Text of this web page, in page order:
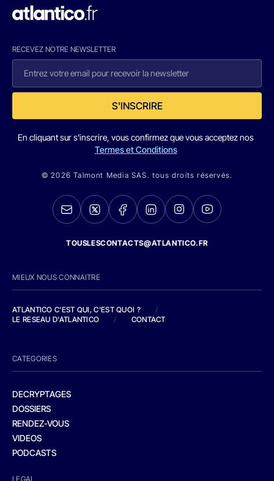
RECEVEZ NOTRE NEWSLETTER
S'INSCRIRE
En cliquant sur s'inscrire, vous confirmez que vous acceptez nos
Termes et Conditions
© 2026 Talmont Media SAS. tous droits réservés.
TOUSLESCONTACTS@ATLANTICO.FR
MIEUX NOUS CONNAITRE
ATLANTICO C'EST QUI, C'EST QUOI ?
/
LE RESEAU D'ATLANTICO
/ CONTACT
CATEGORIES
DECRYPTAGES
DOSSIERS
RENDEZ-VOUS
VIDEOS
PODCASTS
LEGAL